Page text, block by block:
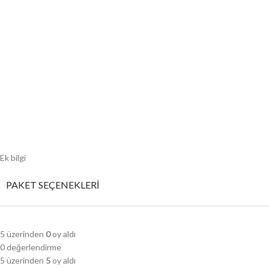
Ek bilgi
PAKET SEÇENEKLERI
5 üzerinden 0oy aldı
0 değerlendirme
5 üzerinden 5oy aldı